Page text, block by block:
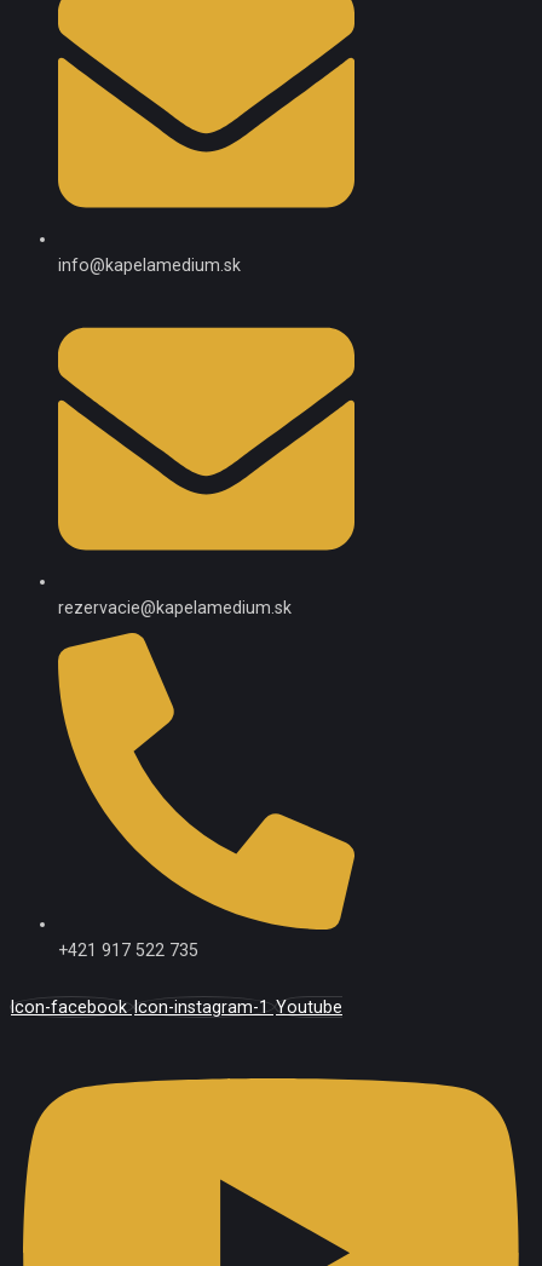
info@kapelamedium.sk
rezervacie@kapelamedium.sk
+421 917 522 735
Icon-facebook Icon-instagram-1 Youtube